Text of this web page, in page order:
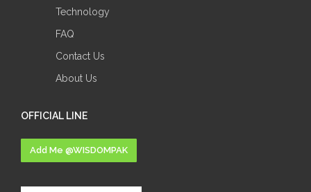
Technology
FAQ
Contact Us
About Us
OFFICIAL LINE
Add Me @WISDOMPAK